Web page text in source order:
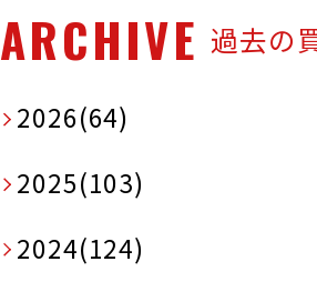
ARCHIVE 過去の
2026(64)
2025(103)
2024(124)